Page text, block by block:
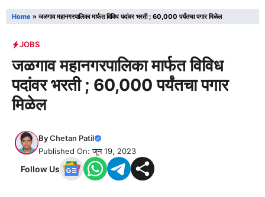
Home »जळगाव महानगरपालिका मार्फत विविध पदांवर भरती ; 60,000 पर्यंतचा पगार मिळेल
JOBS
जळगाव महानगरपालिका मार्फत विविध
पदांवर भरती ; 60,000 पर्यंतचा पगार
मिळेल
ByChetan Patil
Published On: जून 19, 2023
Follow Us